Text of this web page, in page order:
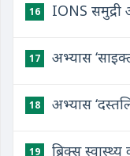
16 IONS
17 अभ्यास
18 अभ्यास
19 ब्रिक्स